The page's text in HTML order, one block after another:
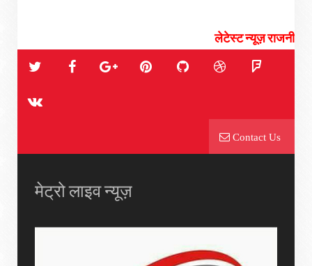
लेटेस्ट न्यूज़ राजनीती, चुनाव, सियासी
Contact Us
मेट्रो लाइव न्यूज़